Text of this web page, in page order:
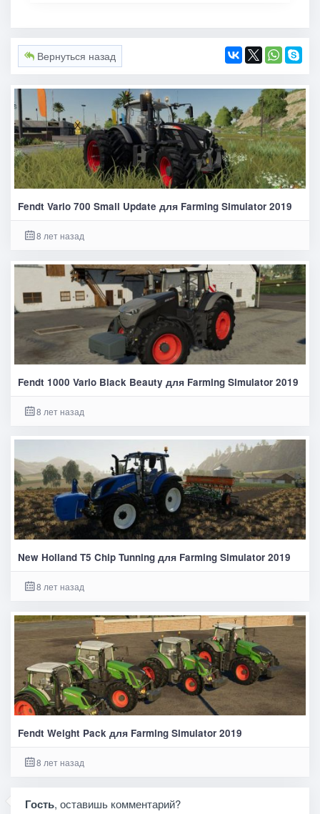
Вернуться назад
Fendt Vario 700 Small Update для Farming Simulator 2019
8 лет назад
Fendt 1000 Vario Black Beauty для Farming Simulator 2019
8 лет назад
New Holland T5 Chip Tunning для Farming Simulator 2019
8 лет назад
Fendt Weight Pack для Farming Simulator 2019
8 лет назад
Гость, оставишь комментарий?